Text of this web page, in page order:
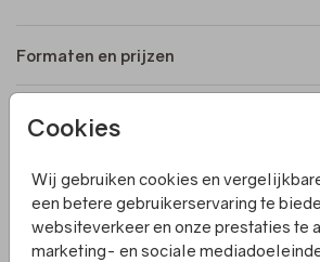
Cookies
Wij gebruiken cookies en
een betere gebruikerservaring te
websiteverkeer en onze prestaties te
marketing- en sociale
Formaten en prijzen
Productinformatie
Omschrijving
Een rechthoekig geboortekaartje met
foliedruk. Villa Pluis ontwerpt écht